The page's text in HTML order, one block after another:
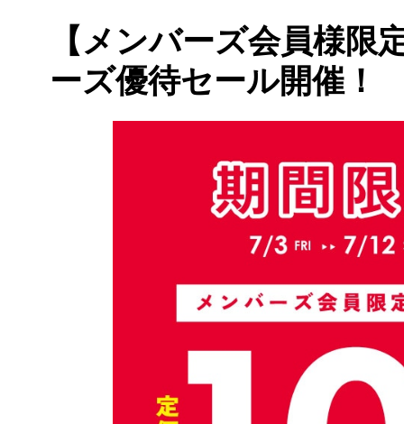
【メンバーズ会員様限
ーズ優待セール開催！